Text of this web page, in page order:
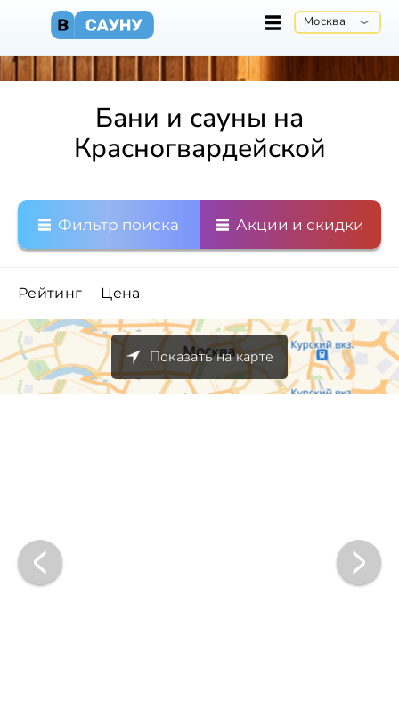
Москва
Бани и сауны на
Красногвардейской
Фильтр поиска Акции и скидки
Рейтинг Цена
Показать на карте